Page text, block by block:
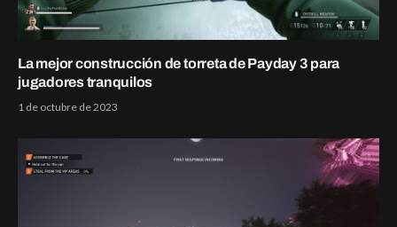
La mejor construcción de torreta de Payday 3 para
jugadores tranquilos
1 de octubre de 2023